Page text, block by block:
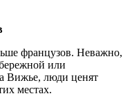
французов. Неважно,
или
Вижье, люди ценят
местах.